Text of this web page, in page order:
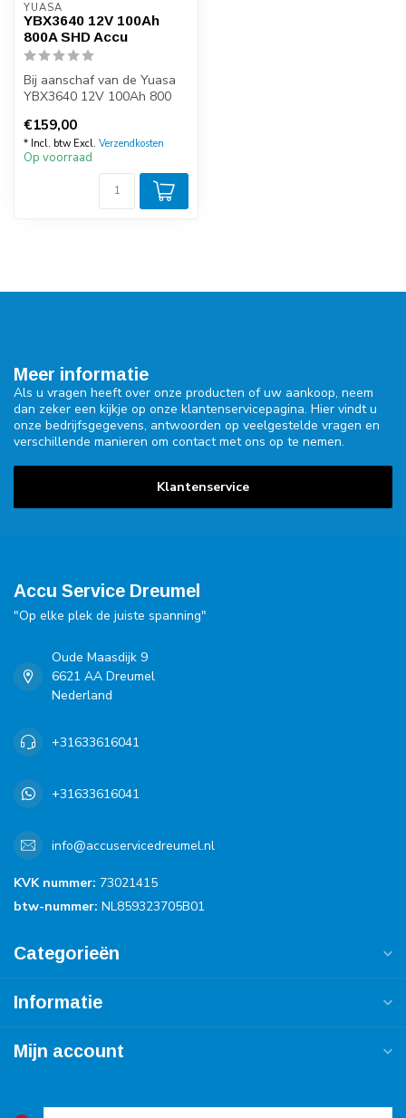
YUASA
YBX3640 12V 100Ah
800A SHD Accu
Bij aanschaf van de Yuasa
YBX3640 12V 100Ah 800
zijn ...
€159,00
* Incl. btw Excl. Verzendkosten
Op voorraad
Meer informatie
Als u vragen heeft over onze producten of uw aankoop, neem
dan zeker een kijkje op onze klantenservicepagina. Hier vindt u
onze bedrijfsgegevens, antwoorden op veelgestelde vragen en
verschillende manieren om contact met ons op te nemen.
Klantenservice
Accu Service Dreumel
"Op elke plek de juiste spanning"
Oude Maasdijk 9
6621 AA Dreumel
Nederland
+31633616041
+31633616041
info@accuservicedreumel.nl
KVK nummer: 73021415
btw-nummer: NL859323705B01
Categorieën
Informatie
Mijn account